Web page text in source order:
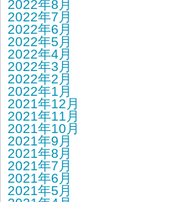
2022年8月
2022年7月
2022年6月
2022年5月
2022年4月
2022年3月
2022年2月
2022年1月
2021年12月
2021年11月
2021年10月
2021年9月
2021年8月
2021年7月
2021年6月
2021年5月